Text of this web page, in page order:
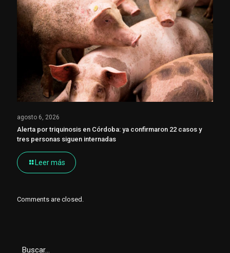
agosto 6, 2026
Alerta por triquinosis en Córdoba: ya confirmaron 22 casos y
tres personas siguen internadas
Leer más
Comments are closed.